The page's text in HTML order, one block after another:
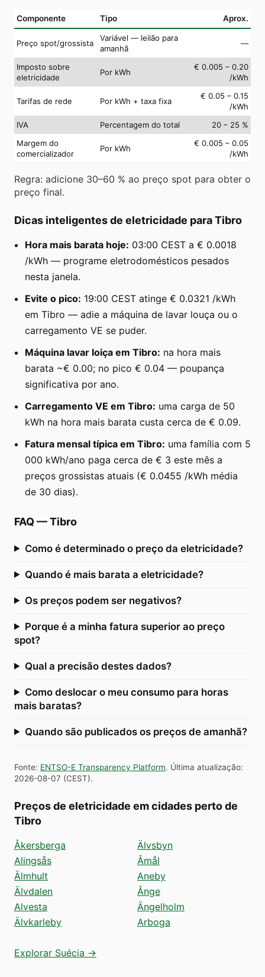
Componente Tipo Aprox.
Preço spot/grossista
Variável — leilão para
amanhã
—
Imposto sobre
eletricidade
Por kWh
€ 0.005 – 0.20
/kWh
Tarifas de rede Por kWh + taxa fixa
€ 0.05 – 0.15
/kWh
IVA
Percentagem do total
20 – 25 %
Margem do
comercializador
Por kWh
€ 0.005 – 0.05
/kWh
Regra: adicione 30–60 % ao preço spot para obter o
preço final.
Dicas inteligentes de eletricidade para Tibro
Hora mais barata hoje: 03:00 CEST a € 0.0018
/kWh — programe eletrodomésticos pesados
nesta janela.
Evite o pico: 19:00 CEST atinge € 0.0321 /kWh
em Tibro — adie a máquina de lavar louça ou o
carregamento VE se puder.
Máquina lavar loiça em Tibro: na hora mais
barata ~€ 0.00; no pico € 0.04 — poupança
significativa por ano.
Carregamento VE em Tibro: uma carga de 50
kWh na hora mais barata custa cerca de € 0.09.
Fatura mensal típica em Tibro: uma família com 5
000 kWh/ano paga cerca de € 3 este mês a
preços grossistas atuais (€ 0.0455 /kWh média
de 30 dias).
FAQ —Tibro
Como é determinado o preço da eletricidade?
Quando é mais barata a eletricidade?
Os preços podem ser negativos?
Porque é a minha fatura superior ao preço
spot?
Qual a precisão destes dados?
Como deslocar o meu consumo para horas
mais baratas?
Quando são publicados os preços de amanhã?
Fonte: ENTSO-E Transparency Platform. Última atualização:
2026-08-07 (CEST).
Preços de eletricidade em cidades perto de
Tibro
Åkersberga
Alingsås
Älmhult
Älvdalen
Alvesta
Älvkarleby
Älvsbyn
Åmål
Aneby
Ånge
Ängelholm
Arboga
Explorar Suécia →